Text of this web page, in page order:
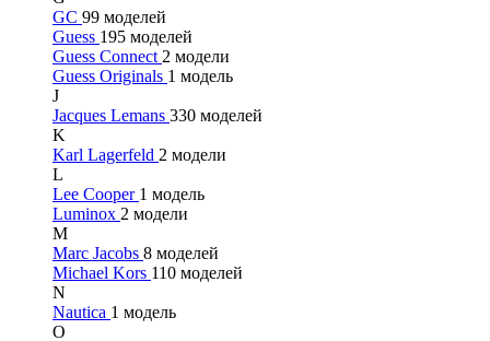
GC 99 моделей
Guess 195 моделей
Guess Connect 2 модели
Guess Originals 1 модель
J
Jacques Lemans 330 моделей
K
Karl Lagerfeld 2 модели
L
Lee Cooper 1 модель
Luminox 2 модели
M
Marc Jacobs 8 моделей
Michael Kors 110 моделей
N
Nautica 1 модель
O